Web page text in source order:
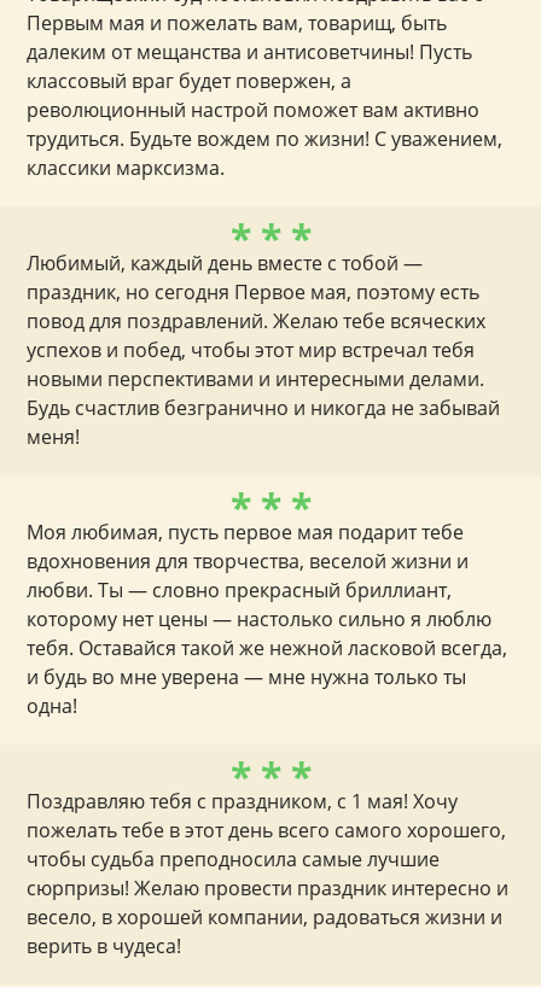
Первым мая и пожелать вам, товарищ, быть
далеким от мещанства и антисоветчины! Пусть
классовый враг будет повержен, а
революционный настрой поможет вам активно
трудиться. Будьте вождем по жизни! С уважением,
классики марксизма.
* * *
Любимый, каждый день вместе с тобой —
праздник, но сегодня Первое мая, поэтому есть
повод для поздравлений. Желаю тебе всяческих
успехов и побед, чтобы этот мир встречал тебя
новыми перспективами и интересными делами.
Будь счастлив безгранично и никогда не забывай
меня!
* * *
Моя любимая, пусть первое мая подарит тебе
вдохновения для творчества, веселой жизни и
любви. Ты — словно прекрасный бриллиант,
которому нет цены — настолько сильно я люблю
тебя. Оставайся такой же нежной ласковой всегда,
и будь во мне уверена — мне нужна только ты
одна!
* * *
Поздравляю тебя с праздником, с 1 мая! Хочу
пожелать тебе в этот день всего самого хорошего,
чтобы судьба преподносила самые лучшие
сюрпризы! Желаю провести праздник интересно и
весело, в хорошей компании, радоваться жизни и
верить в чудеса!